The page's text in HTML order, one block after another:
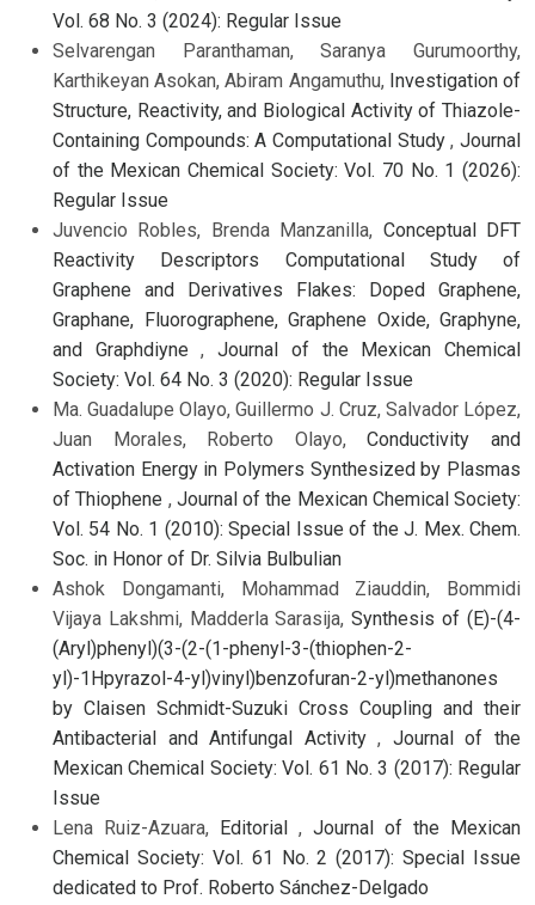
Vol. 68 No. 3 (2024): Regular Issue
Selvarengan Paranthaman, Saranya Gurumoorthy,
Karthikeyan Asokan, Abiram Angamuthu, Investigation of
Structure, Reactivity, and Biological Activity of Thiazole-
Containing Compounds: A Computational Study,Journal
of the Mexican Chemical Society: Vol. 70 No. 1 (2026):
Regular Issue
Juvencio Robles, Brenda Manzanilla, Conceptual DFT
Reactivity Descriptors Computational Study of
Graphene and Derivatives Flakes: Doped Graphene,
Graphane, Fluorographene, Graphene Oxide, Graphyne,
and Graphdiyne,Journal of the Mexican Chemical
Society: Vol. 64 No. 3 (2020): Regular Issue
Ma. Guadalupe Olayo, Guillermo J. Cruz, Salvador López,
Juan Morales, Roberto Olayo,Conductivity and
Activation Energy in Polymers Synthesized by Plasmas
of Thiophene , Journal of the Mexican Chemical Society:
Vol. 54 No. 1 (2010): Special Issue of the J. Mex. Chem.
Soc. in Honor of Dr. Silvia Bulbulian
Ashok Dongamanti, Mohammad Ziauddin, Bommidi
Vijaya Lakshmi, Madderla Sarasija,Synthesis of (E)-(4-
(Aryl)phenyl)(3-(2-(1-phenyl-3-(thiophen-2-
yl)-1Hpyrazol-4-yl)vinyl)benzofuran-2-yl)methanones
by Claisen Schmidt-Suzuki Cross Coupling and their
Antibacterial and Antifungal Activity, Journal of the
Mexican Chemical Society: Vol. 61 No. 3 (2017): Regular
Issue
Lena Ruiz-Azuara, Editorial , Journal of the Mexican
Chemical Society: Vol. 61 No. 2 (2017): Special Issue
dedicated to Prof. Roberto Sánchez-Delgado